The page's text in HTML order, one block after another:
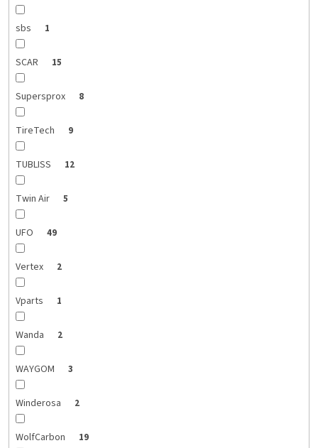
sbs 1
SCAR 15
Supersprox 8
TireTech 9
TUBLISS 12
Twin Air 5
UFO 49
Vertex 2
Vparts 1
Wanda 2
WAYGOM 3
Winderosa 2
WolfCarbon 19